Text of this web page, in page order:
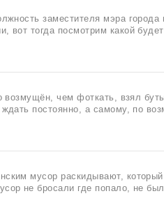
заместителя мэра
вот тогда посмотрим какой
возмущён, чем фоткать, взял
постоянно, а самому, по
мусор раскидывают,
не бросали где попало, не был